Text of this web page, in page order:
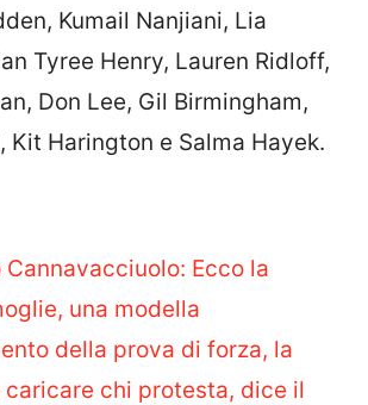
Kumail Nanjiani, Lia
Tyree Henry, Lauren Ridloff,
Don Lee, Gil Birmingham,
Kit Harington e Salma Hayek.
Cannavacciuolo: Ecco la
una modella
della prova di forza, la
caricare chi protesta, dice il